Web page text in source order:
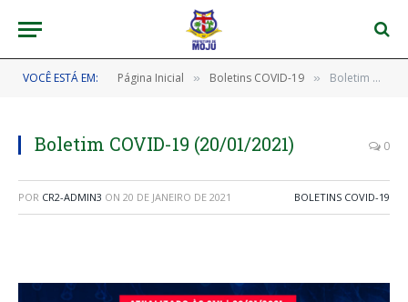
VOCÊ ESTÁ EM: Página Inicial » Boletins COVID-19 » Boletim COVID-19 (20/01/2021)
Boletim COVID-19 (20/01/2021) 0
POR CR2-ADMIN3 ON 20 DE JANEIRO DE 2021 BOLETINS COVID-19